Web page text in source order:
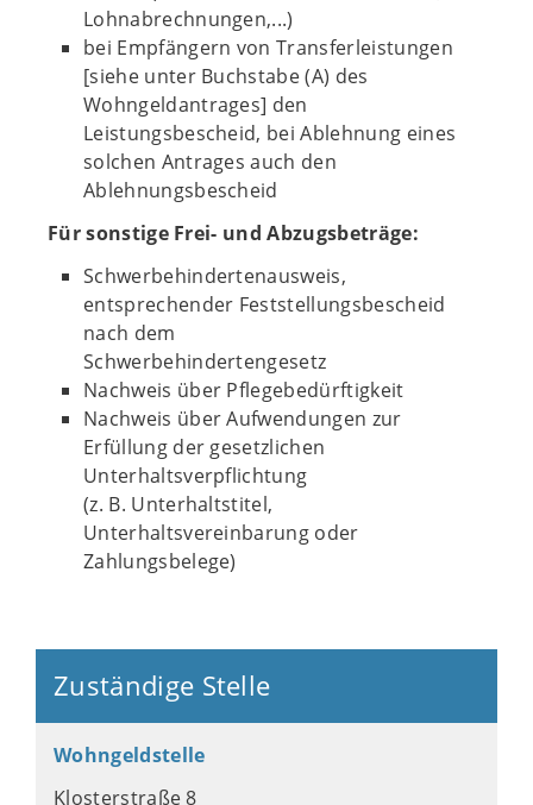
Lohnabrechnungen,...)
bei Empfängern von Transferleistungen
[siehe unter Buchstabe (A) des
Wohngeldantrages] den
Leistungsbescheid, bei Ablehnung eines
solchen Antrages auch den
Ablehnungsbescheid
Für sonstige Frei- und Abzugsbeträge:
Schwerbehindertenausweis,
entsprechender Feststellungsbescheid
nach dem
Schwerbehindertengesetz
Nachweis über Pflegebedürftigkeit
Nachweis über Aufwendungen zur
Erfüllung der gesetzlichen
Unterhaltsverpflichtung
(z. B. Unterhaltstitel,
Unterhaltsvereinbarung oder
Zahlungsbelege)
Zuständige Stelle
Wohngeldstelle
Klosterstraße 8